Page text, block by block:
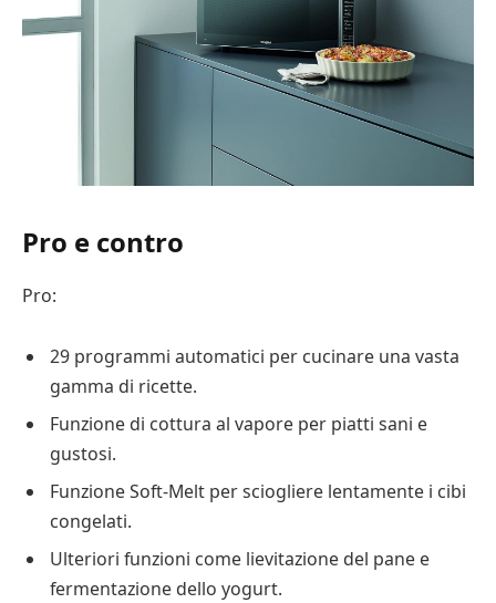
Pro e contro
Pro:
29 programmi automatici per cucinare una vasta
gamma di ricette.
Funzione di cottura al vapore per piatti sani e
gustosi.
Funzione Soft-Melt per sciogliere lentamente i cibi
congelati.
Ulteriori funzioni come lievitazione del pane e
fermentazione dello yogurt.